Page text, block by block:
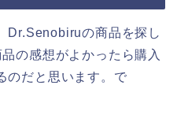
Dr.Senobiruの商品を探し
の感想がよかったら購入
のだと思います。で